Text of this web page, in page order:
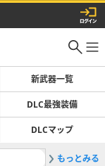
新武器一覧
DLC最強装備
DLCマップ
2ビルド
もっとみる